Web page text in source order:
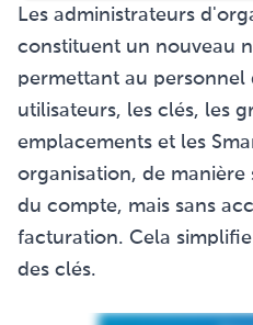
Les administrateurs
constituent un nouveau
permettant au personnel
utilisateurs, les clés, les
emplacements et les
organisation, de
du compte, mais sans
facturation. Cela
des clés.